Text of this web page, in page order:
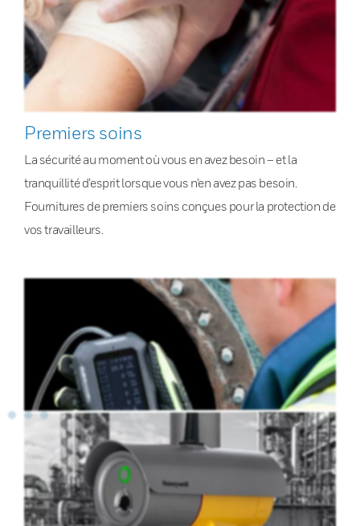
Premiers soins
La sécurité au moment où vous en avez besoin – et la
tranquillité d’esprit lorsque vous n’en avez pas besoin.
Fournitures de premiers soins conçues pour la protection de
vos travailleurs.